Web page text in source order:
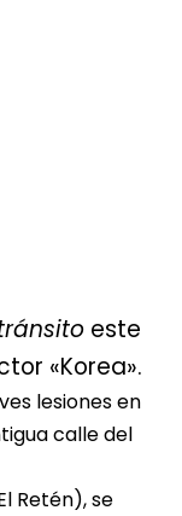
este
«Korea».
lesiones en
calle del
Retén), se